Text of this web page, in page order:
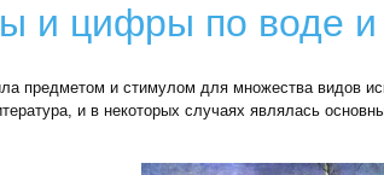
и цифры по воде и
предметом и стимулом для множества видов
и в некоторых случаях являлась